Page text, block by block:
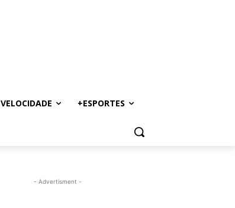
VELOCIDADE +ESPORTES
- Advertisment -